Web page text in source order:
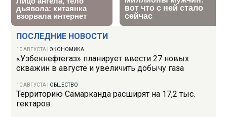
ПОСЛЕДНИЕ НОВОСТИ
10 АВГУСТА |ЭКОНОМИКА
«Узбекнефтегаз» планирует ввести 27 новых
скважин в августе и увеличить добычу газа
10 АВГУСТА ОБЩЕСТВО
Территорию Самарканда расширят на 17,2 тыс.
гектаров